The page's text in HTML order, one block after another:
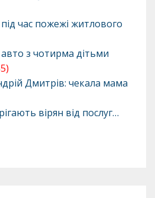
час пожежі житлового
з чотирма дітьми
Дмитрів: чекала мама
вірян від послуг…